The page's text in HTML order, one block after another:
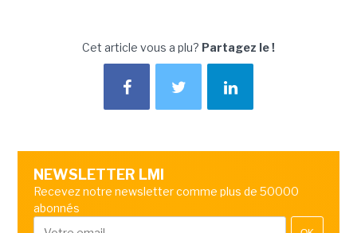
Cet article vous a plu? Partagez le !
NEWSLETTER LMI
Recevez notre newsletter comme plus de 50000
abonnés